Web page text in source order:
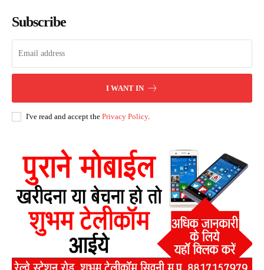
Subscribe
I WANT IN
I've read and accept the Privacy Policy.